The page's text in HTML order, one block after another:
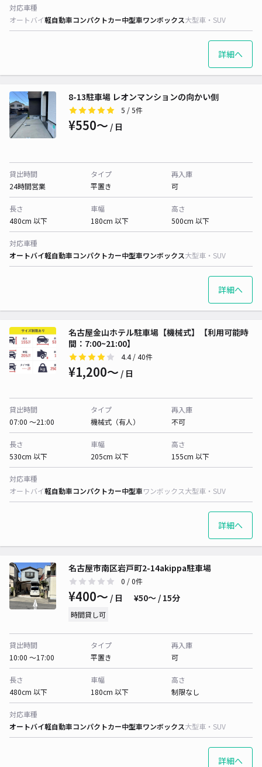
対応車種
オートバイ軽自動車コンパクトカー中型車ワンボックス大型車・SUV
詳細へ
8-13駐車場 レオンマンションの向かい側
5 / 5件
¥550〜 / 日
貸出時間
24時間営業
タイプ
平置き
再入庫
可
長さ
480cm 以下
車幅
180cm 以下
高さ
500cm 以下
対応車種
オートバイ軽自動車コンパクトカー中型車ワンボックス大型車・SUV
詳細へ
名古屋金山ホテル駐車場【機械式】【利用可能時
間：7:00~21:00】
4.4/ 40件
¥1,200〜 / 日
貸出時間
07:00 〜21:00
タイプ
機械式（有人）
再入庫
不可
長さ
530cm 以下
車幅
205cm 以下
高さ
155cm 以下
対応車種
オートバイ軽自動車コンパクトカー中型車ワンボックス大型車・SUV
詳細へ
名古屋市南区岩戸町2-14akippa駐車場
0 / 0件
¥400〜 / 日 ¥50〜 / 15分
時間貸し可
貸出時間
10:00 〜17:00
タイプ
平置き
再入庫
可
長さ
480cm 以下
車幅
180cm 以下
高さ
制限なし
対応車種
オートバイ軽自動車コンパクトカー中型車ワンボックス大型車・SUV
詳細へ